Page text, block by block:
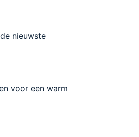
nieuwste
voor een warm